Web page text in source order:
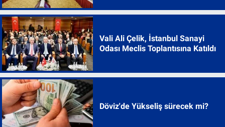
Vali Ali Çelik, İstanbul Sanayi
Odası Meclis Toplantısına Katıldı
Döviz'de Yükseliş sürecek mi?